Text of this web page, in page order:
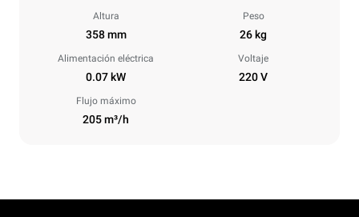
Altura
358 mm
Peso
26 kg
Alimentación eléctrica
0.07 kW
Voltaje
220 V
Flujo máximo
205 m³/h